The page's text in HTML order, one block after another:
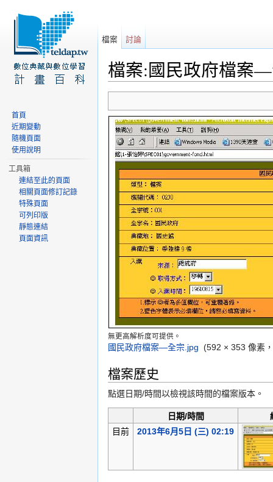
檔案:國民政府檔案
無更高解析度可提供。
國民政府檔案—全宗.jpg (592 × 353 像素
檔案歷史
點選日期/時間以檢視該時間的檔案版本。
日期/時間
目前
2013年6月5日 (三) 02:19
檔案 討論
首頁
近期變動
隨機頁面
使用說明
工具箱
連結至此的頁面
相關頁面修訂記錄
特殊頁面
可列印版
靜態連結
頁面資訊